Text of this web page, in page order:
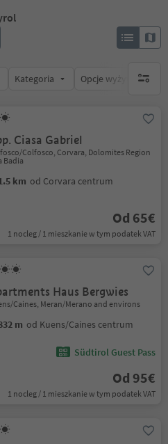
Kategoria Opcje wyżywieniabrak
Ciasa Gabriel
Colfosco, Corvara, Dolomites Region
Badia
km od Corvara centrum
Od 65€
1 nocleg / 1 mieszkanie w tym podatek VAT
Haus Bergwies
Caines, Meran/Merano and environs
m od Kuens/Caines centrum
Südtirol Guest Pass
Od 95€
1 nocleg / 1 mieszkanie w tym podatek VAT